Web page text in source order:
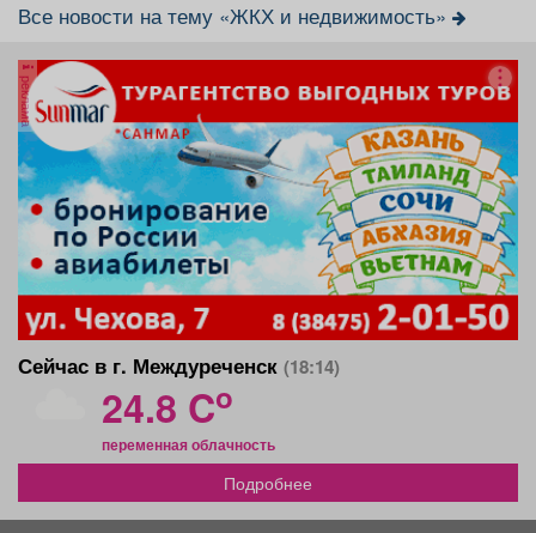
Все новости на тему «ЖКХ и недвижимость»
реклама
Сейчас в г. Междуреченск (18:14)
24.8 Co
переменная облачность
Подробнее